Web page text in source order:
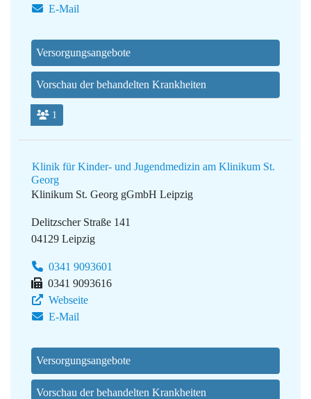
E-Mail
Versorgungsangebote
Vorschau der behandelten Krankheiten
1
Klinik für Kinder- und Jugendmedizin am Klinikum St.
Georg
Klinikum St. Georg gGmbH Leipzig
Delitzscher Straße 141
04129 Leipzig
0341 9093601
0341 9093616
Webseite
E-Mail
Versorgungsangebote
Vorschau der behandelten Krankheiten